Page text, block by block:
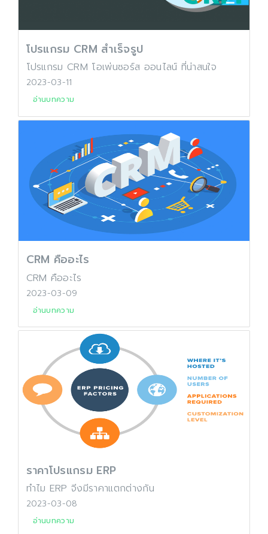
โปรแกรม CRM สำเร็จรูป
โปรแกรม CRM โอเพ่นซอร์ส ออนไลน์ ที่น่าสนใจ
2023-03-11
อ่านบทความ
CRM คืออะไร
CRM คืออะไร
2023-03-09
อ่านบทความ
ราคาโปรแกรม ERP
ทำไม ERP จีงมีราคาแตกต่างกัน
2023-03-08
อ่านบทความ